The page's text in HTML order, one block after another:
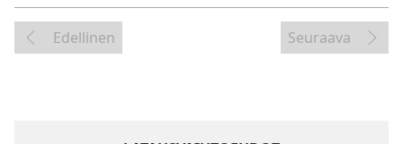
Edellinen Seuraava